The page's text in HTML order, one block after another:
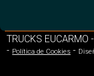
TRUCKS
- Política de Cookies -